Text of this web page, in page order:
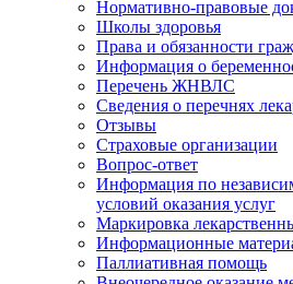
Нормативно-правовые
Школы здоровья
Права и обязанности
Информация о
Перечень ЖНВЛС
Сведения о перечнях
Отзывы
Страховые организации
Вопрос-ответ
Информация по
условий оказания услуг
Маркировка
Информационные
Паллиативная помощь